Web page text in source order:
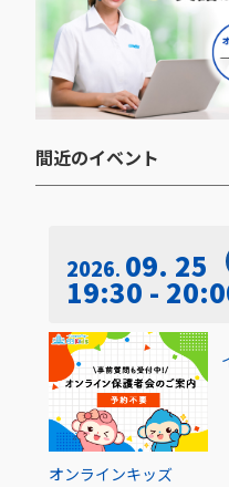
間近のイベント​
2026 09. 25
19:30 -
オンラインキッズ